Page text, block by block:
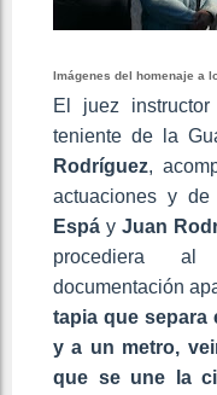
Imágenes del homenaje a
El juez
teniente de la
Rodríguez,
actuaciones y de
Espá y Juan
procediera al
documentación
tapia que separa
y a un metro,
que se une la